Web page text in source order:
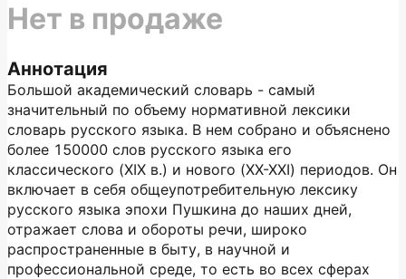
Аннотация
Большой академический словарь - самый
значительный по объему нормативной лексики
словарь русского языка. В нем собрано и объяснено
более 150000 слов русского языка его
классического (XIX в.) и нового (XX-XXI) периодов. Он
включает в себя общеупотребительную лексику
русского языка эпохи Пушкина до наших дней,
отражает слова и обороты речи, широко
распространенные в быту, в научной и
профессиональной среде, то есть во всех сферах
Нет в продаже